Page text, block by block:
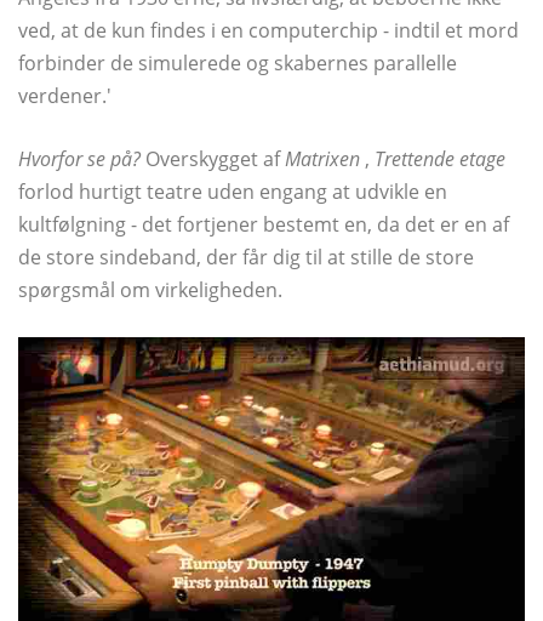
ved, at de kun findes i en computerchip - indtil et mord
forbinder de simulerede og skabernes parallelle
verdener.'
Hvorfor se på? Overskygget afMatrixen , Trettende etage
forlod hurtigt teatre uden engang at udvikle en
kultfølgning - det fortjener bestemt en, da det er en af ​​
de store sindeband, der får dig til at stille de store
spørgsmål om virkeligheden.